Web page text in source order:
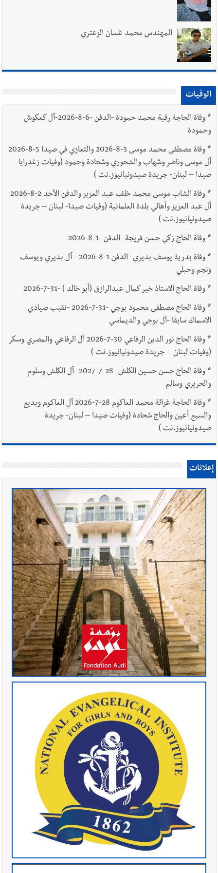
المهندس محمد غسان الزعتري
الوفيات
*
وفاة الحاجة رقية محمد حمودة -الدفن -6-8-2026-آل كعكوش
وحمودة
*
وفاة مصطفى محمد موسى 3-8-2026 والتعازي في صيدا 5-8-2026
آل موسى وناصر وشهاب والشحوري وشحادة وحمود (وفيات زغدرايا –
صيدا – لبنان- جريدة صيدونيانيوز.نت )
*
وفاة الشاب موسى محمد خلف عبد العزيز والدفن الأحد 2-8-2026
آل عبد العزيز وأهالي بلدة العلمانية (وفيات صيدا- لبنان – جريدة
صيدونيانيوز.نت )
*وفاة الحاج زكي حسن فريجة -الدفن -1-8-2026
*
وفاة بدرية يوسف بديري -الدفن 1-8-2026 - آل بديري ويوسف
ونجم وحبلي
*وفاة الحاج الاستاذ خير كمال عبدالرازق (أبو خالد ) -31-7-2026
*
وفاة الحاج مصطفى محمود بوجي -31-7-2026 -نقيب صيادي
الاسماك سابقا -آل بوجي والديماسي
*
وفاة الحاج نور الدين الرفاعي 30-7-2026 آل الرفاعي والمصري وسكر
(وفيات لبنان – جريدة صيدونيانيوز.نت )
*
وفاة الحاج حسن حسين الكلش -28-7-2027 -آل الكلش وسلوم
والحريري وسالم
*
وفاة الحاجة غزالة محمد العاكوم 28-7-2026 آل العاكوم وبديع
والسبع أعين والحاج شحادة (وفيات صيدا – لبنان- جريدة
صيدونيانيوز.نت )
إعلانات